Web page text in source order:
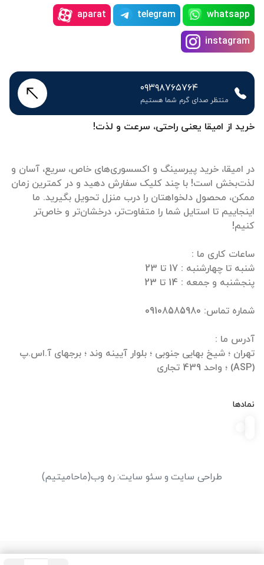
خرید از امیقا یعنی راحتی، سرعت و لذت!
در امیقا، خرید پیرسینگ و اکسسوری‌های خاص، سریع، آسان و
لذت‌بخش است! با چند کلیک سفارش دهید و در کمترین زمان
ممکن، محصول دلخواهتان را درب منزل تحویل بگیرید. ما
اینجاییم تا استایل شما را متفاوت‌تر، درخشان‌تر و خاص‌تر
تهران ؛ شیخ بهایی جنوبی ؛ بلوار آیینه وند ؛ برجهای آ.اس.پ
(ASP) ؛ واحد 439 تجاری
نمادها
whatsapp
telegram
aparat
instagram
۰۹۳۹۸۷۶۵۷۶۴
منتظر صدای گرم شما هستیم
طراحی سایت و سئو سایت: ره وب(ماحامیتیم)